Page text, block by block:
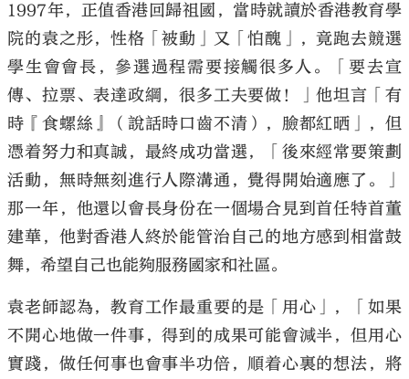
1997年，正值香港回歸祖國，當時就讀於香港教育學
院的袁之彤，性格「被動」又「怕醜」，竟跑去競選
學生會會長，參選過程需要接觸很多人。「要去宣
傳、拉票、表達政綱，很多工夫要做！」他坦言「有
時『食螺絲』（說話時口齒不清），臉都紅晒」，但
憑着努力和真誠，最終成功當選，「後來經常要策劃
活動，無時無刻進行人際溝通，覺得開始適應了。」
那一年，他還以會長身份在一個場合見到首任特首董
建華，他對香港人終於能管治自己的地方感到相當鼓
舞，希望自己也能夠服務國家和社區。
袁老師認為，教育工作最重要的是「用心」，「如果
不開心地做一件事，得到的成果可能會減半，但用心
實踐，做任何事也會事半功倍，順着心裏的想法，將